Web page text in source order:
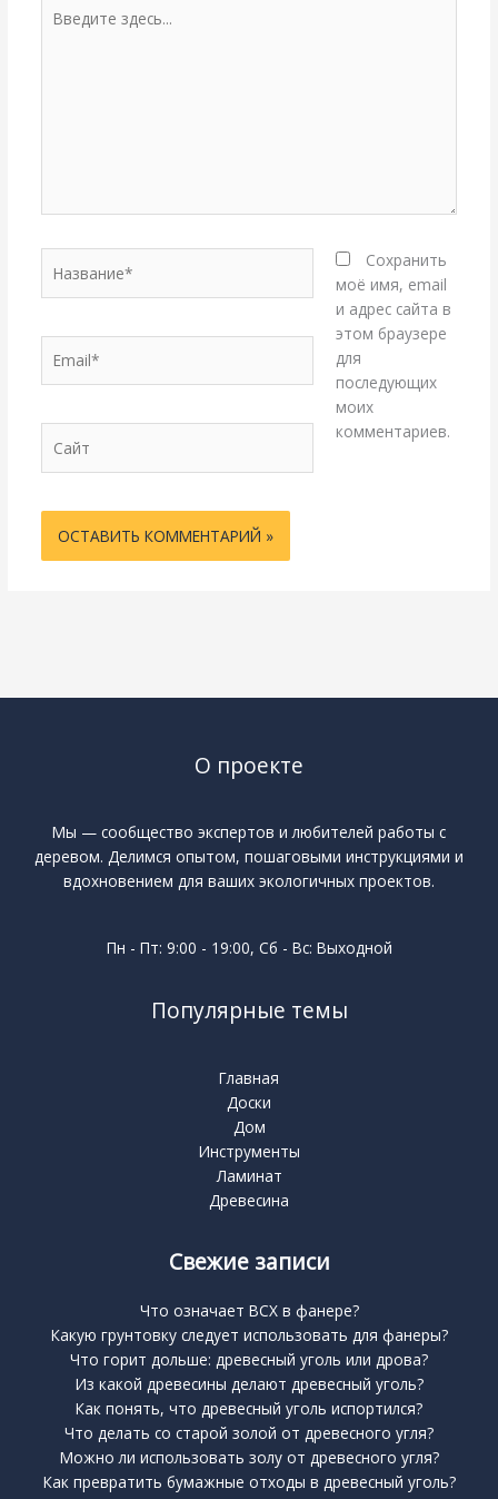
здесь...
Сохранить
моё имя, email
и адрес сайта в
этом браузере
для
последующих
моих
комментариев.
О проекте
Мы — сообщество экспертов и любителей работы с
деревом. Делимся опытом, пошаговыми инструкциями и
вдохновением для ваших экологичных проектов.
Пн - Пт: 9:00 - 19:00, Сб - Вс: Выходной
Популярные темы
Главная
Доски
Дом
Инструменты
Ламинат
Древесина
Свежие записи
Что означает BCX в фанере?
Какую грунтовку следует использовать для фанеры?
Что горит дольше: древесный уголь или дрова?
Из какой древесины делают древесный уголь?
Как понять, что древесный уголь испортился?
Что делать со старой золой от древесного угля?
Можно ли использовать золу от древесного угля?
Как превратить бумажные отходы в древесный уголь?